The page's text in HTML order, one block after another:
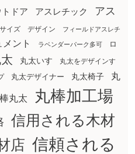
トドア アスレチック
アス
サイズ デザイン フィールドアスレチ
ント ラベンダーパーク多可
ロ
丸太いす
丸太をデザインす
丸太デザイナー 丸太椅子 丸
丸太 丸棒加工場
信用される木材
店 信頼される